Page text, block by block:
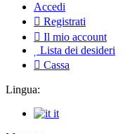
Accedi
Registrati
Il mio account
Lista dei desideri
Cassa
Lingua:
it